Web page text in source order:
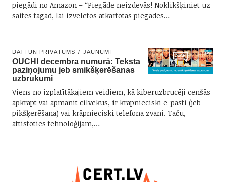
piegādi no Amazon – “Piegāde neizdevās! Noklikšķiniet uz
saites tagad, lai izvēlētos atkārtotas piegādes…
DATI UN PRIVĀTUMS JAUNUMI
OUCH! decembra numurā: Teksta
paziņojumu jeb smikšķerēšanas
uzbrukumi
Viens no izplatītākajiem veidiem, kā kiberuzbrucēji cenšās
apkrāpt vai apmānīt cilvēkus, ir krāpnieciski e-pasti (jeb
pikšķerēšana) vai krāpnieciski telefona zvani. Taču,
attīstoties tehnoloģijām,…